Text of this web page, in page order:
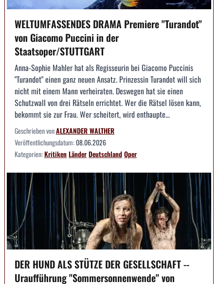
WELTUMFASSENDES DRAMA Premiere "Turandot"
von Giacomo Puccini in der
Staatsoper/STUTTGART
Anna-Sophie Mahler hat als Regisseurin bei Giacomo Puccinis
"Turandot" einen ganz neuen Ansatz. Prinzessin Turandot will sich
nicht mit einem Mann verheiraten. Deswegen hat sie einen
Schutzwall von drei Rätseln errichtet. Wer die Rätsel lösen kann,
bekommt sie zur Frau. Wer scheitert, wird enthaupte...
Geschrieben vonALEXANDER WALTHER
Veröffentlichungsdatum:08.06.2026
Kategorien:KritikenLänderDeutschlandOper
DER HUND ALS STÜTZE DER GESELLSCHAFT --
Uraufführung "Sommersonnenwende" von